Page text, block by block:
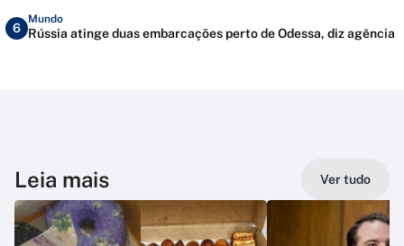
6
Mundo
Rússia atinge duas embarcações perto de Odessa, diz agência
Leia mais Ver tudo